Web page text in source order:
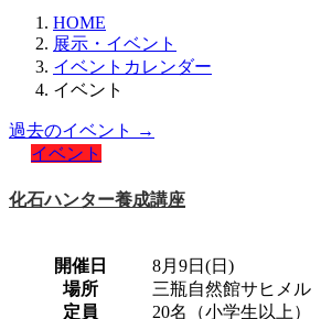
HOME
展示・イベント
イベントカレンダー
イベント
過去のイベント
→
イベント
化石ハンター養成講座
開催日
8月9日(日)
場所
三瓶自然館サヒメル
定員
20名（小学生以上）